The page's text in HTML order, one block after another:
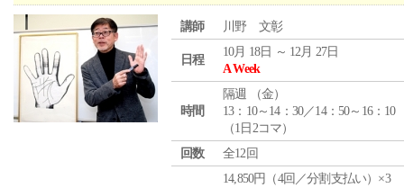
講師 川野 文彰
日程
10月 18日 ～ 12月 27日
A Week
時間
隔週 （金）
13：10～14：30／14：50～16：10
（1日2コマ）
回数
全12回
14,850円（4回／分割支払い）×3